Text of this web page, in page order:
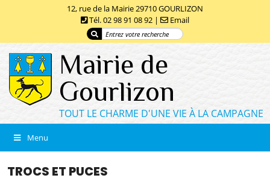
12, rue de la Mairie 29710 GOURLIZON
Tél. 02 98 91 08 92 |
Email
Mairie de
Gourlizon
TOUT LE CHARME D'UNE VIE À LA CAMPAGNE
Menu
TROCS ET PUCES